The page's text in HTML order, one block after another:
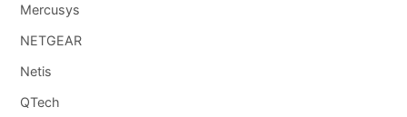
Mercusys
NETGEAR
Netis
QTech